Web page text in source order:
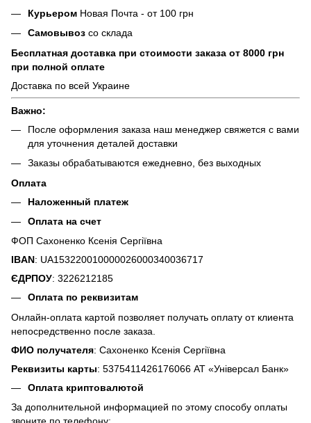
Курьером Новая Почта - от 100 грн
Самовывоз со склада
Бесплатная доставка при стоимости заказа от 8000 грн
при полной оплате
Доставка по всей Украине
Важно:
После оформления заказа наш менеджер свяжется с вами
для уточнения деталей доставки
Заказы обрабатываются ежедневно, без выходных
Оплата
Наложенный платеж
Оплата на счет
ФОП Сахоненко Ксенія Сергіївна
IBAN: UA153220010000026000340036717
ЄДРПОУ: 3226212185
Оплата по реквизитам
Онлайн-оплата картой позволяет получать оплату от клиента
непосредственно после заказа.
ФИО получателя: Сахоненко Ксенія Сергіївна
Реквизиты карты: 5375411426176066 АТ «Універсал Банк»
Оплата криптовалютой
За дополнительной информацией по этому способу оплаты